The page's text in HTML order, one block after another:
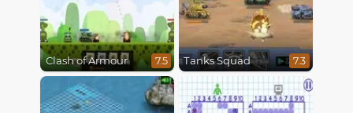
Clash of Armour 7.5 Tanks Squad 7.3